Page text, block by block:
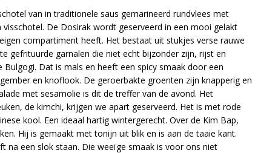
van in traditionele saus gemarineerd rundvlees met
De Dosirak wordt geserveerd in een mooi gelakt
compartiment heeft. Het bestaat uit stukjes verse rauwe
gefrituurde garnalen die niet echt bijzonder zijn, rijst en
Dat is mals en heeft een spicy smaak door een
en knoflook. De geroerbakte groenten zijn knapperig en
met sesamolie is dit de treffer van de avond. Het
de kimchi, krijgen we apart geserveerd. Het is met rode
kool. Een ideaal hartig wintergerecht. Over de Kim Bap,
Hij is gemaakt met tonijn uit blik en is aan de taaie kant.
na een slok staan. Die weeïge smaak is voor ons niet